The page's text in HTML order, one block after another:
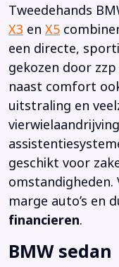
Tweedehands
X3 en X5
een directe,
gekozen door
naast comfort
uitstraling en
geschikt voor
omstandigheden.
marge auto’s en
financieren.
BMW sedan